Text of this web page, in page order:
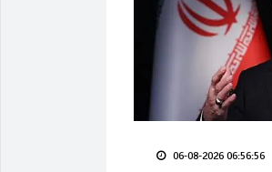
06-08-2026 06:56:56